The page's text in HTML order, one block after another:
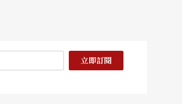
立即訂閱